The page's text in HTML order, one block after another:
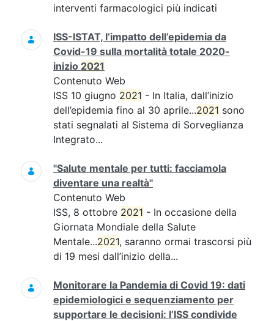
interventi farmacologici più indicati
ISS-ISTAT, l’impatto dell’epidemia da
Covid-19 sulla mortalità totale 2020-
inizio 2021
Contenuto Web
ISS 10 giugno 2021 - In Italia, dall’inizio
dell’epidemia fino al 30 aprile...2021 sono
stati segnalati al Sistema di Sorveglianza
Integrato...
"Salute mentale per tutti: facciamola
diventare una realtà"
Contenuto Web
ISS, 8 ottobre 2021 - In occasione della
Giornata Mondiale della Salute
Mentale...2021, saranno ormai trascorsi più
di 19 mesi dall’inizio della...
Monitorare la Pandemia di Covid 19: dati
epidemiologici e sequenziamento per
supportare le decisioni: l’ISS condivide